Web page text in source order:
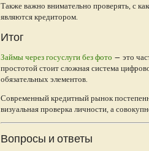
Также важно внимательно проверять, с
являются кредитором.
Итог
Займы через госуслуги без фото — это
простотой стоит сложная система
обязательных элементов.
Современный кредитный рынок
визуальная проверка личности, а
Вопросы и ответы